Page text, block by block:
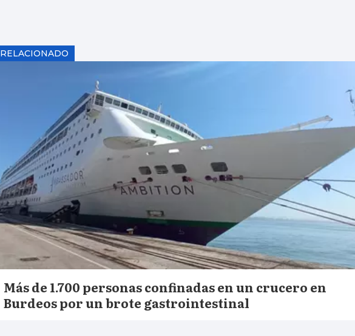
RELACIONADO
Más de 1.700 personas confinadas en un crucero en
Burdeos por un brote gastrointestinal